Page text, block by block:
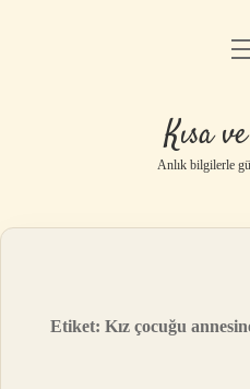
Yasal
Kısa
Anlık bilgilerle
Etiket:Kız çocuğu